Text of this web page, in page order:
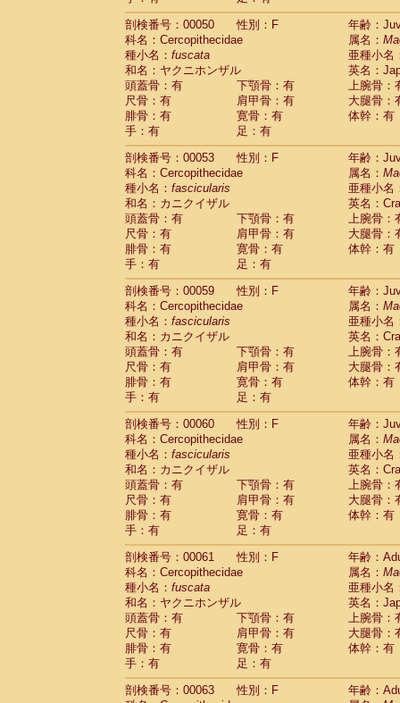
HylobatidaeHoolock hoolock(1)
HylobatidaeHylobates agilis
HylobatidaeHylobates klossii (0)
Hylobatidae
HylobatidaeHylobates moloch(2)
Hylobatidae Hylobates muelleri(0)
HylobatidaeHylobates pileatus(3)
Hylobatidae Hylobates
HylobatidaeHylobateshybrid(1)
HylobatidaeNomascus concolor(0)
HylobatidaeSymphalangus
Hominidae
(0)
Hominidae
Hominidae Gorilla gorilla beringei(0)
Hominidae Gorilla gorilla gorilla(0)
Primates misc.(0)
Scandentia Dendrogale melanura
Scandentia Ptilocercus lowii
ScandentiaTupaia glis
Scandentia
Scandentia
剖検番号：00050
性別：F
年齢：
科名：Cercopithecidae
属名：
種小名： fuscata
亜種小名
和名：ヤクニホンザル
英名：
頭蓋骨：有
下顎骨：有
上腕骨：
尺骨：有
肩甲骨：有
大腿骨：
腓骨：有
寛骨：有
体幹：有
手：有
足：有
剖検番号：00053
性別：F
年齢：
科名：Cercopithecidae
属名：
種小名： fascicularis
亜種小名
和名：カニクイザル
英名：
頭蓋骨：有
下顎骨：有
上腕骨：
尺骨：有
肩甲骨：有
大腿骨：
腓骨：有
寛骨：有
体幹：有
手：有
足：有
剖検番号：00059
性別：F
年齢：
科名：Cercopithecidae
属名：
種小名： fascicularis
亜種小名
和名：カニクイザル
英名：
頭蓋骨：有
下顎骨：有
上腕骨：
尺骨：有
肩甲骨：有
大腿骨：
腓骨：有
寛骨：有
体幹：有
手：有
足：有
剖検番号：00060
性別：F
年齢：
科名：Cercopithecidae
属名：
種小名： fascicularis
亜種小名
和名：カニクイザル
英名：
頭蓋骨：有
下顎骨：有
上腕骨：
尺骨：有
肩甲骨：有
大腿骨：
腓骨：有
寛骨：有
体幹：有
手：有
足：有
剖検番号：00061
性別：F
年齢：
科名：Cercopithecidae
属名：
種小名： fuscata
亜種小名
和名：ヤクニホンザル
英名：
頭蓋骨：有
下顎骨：有
上腕骨：
尺骨：有
肩甲骨：有
大腿骨：
腓骨：有
寛骨：有
体幹：有
手：有
足：有
剖検番号：00063
性別：F
年齢：